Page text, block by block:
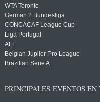
WTA Toronto
German 2 Bundesliga
CONCACAF League Cup
Liga Portugal
AFL
Belgian Jupiler Pro League
Brazilian Serie A
PRINCIPALES EVENTOS EN